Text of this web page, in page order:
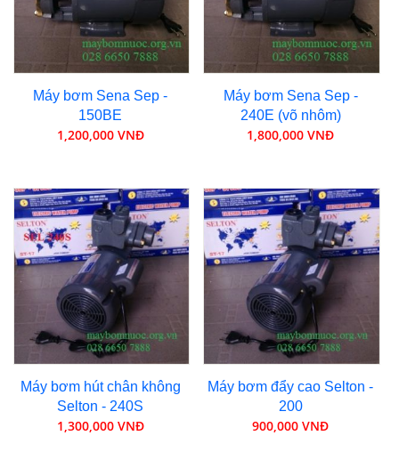
Máy bơm Sena Sep -
150BE
1,200,000 VNĐ
Máy bơm Sena Sep -
240E (võ nhôm)
1,800,000 VNĐ
Máy bơm hút chân không
Selton - 240S
1,300,000 VNĐ
Máy bơm đẩy cao Selton -
200
900,000 VNĐ